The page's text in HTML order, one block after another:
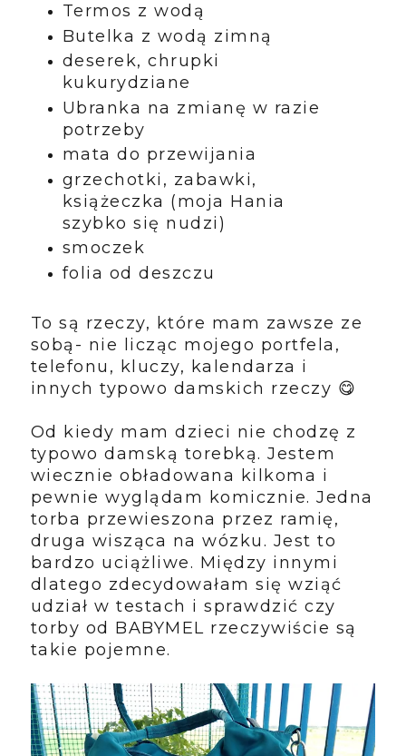
Termos z wodą
Butelka z wodą zimną
deserek, chrupki
kukurydziane
Ubranka na zmianę w razie
potrzeby
mata do przewijania
grzechotki, zabawki,
książeczka (moja Hania
szybko się nudzi)
smoczek
folia od deszczu
To są rzeczy, które mam zawsze ze
sobą- nie licząc mojego portfela,
telefonu, kluczy, kalendarza i
innych typowo damskich rzeczy 😋
Od kiedy mam dzieci nie chodzę z
typowo damską torebką. Jestem
wiecznie obładowana kilkoma i
pewnie wyglądam komicznie. Jedna
torba przewieszona przez ramię,
druga wisząca na wózku. Jest to
bardzo uciążliwe. Między innymi
dlatego zdecydowałam się wziąć
udział w testach i sprawdzić czy
torby od BABYMEL rzeczywiście są
takie pojemne.